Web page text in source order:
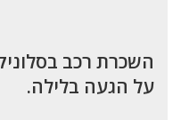
השכרת רכב
על הגעה בלילה.